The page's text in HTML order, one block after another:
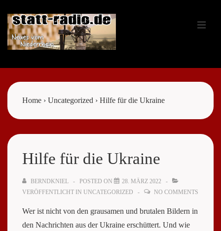
Zum
Inhalt
Navigation
Home › Uncategorized › Hilfe für die Ukraine
Hilfe für die Ukraine
BERNDKNIEL POSTED ON
28. MÄRZ 2022
VERÖFFENTLICHT IN UNCATEGORIZED NO COMMENTS
Wer ist nicht von den grausamen und brutalen Bildern in
den Nachrichten aus der Ukraine erschüttert. Und wie